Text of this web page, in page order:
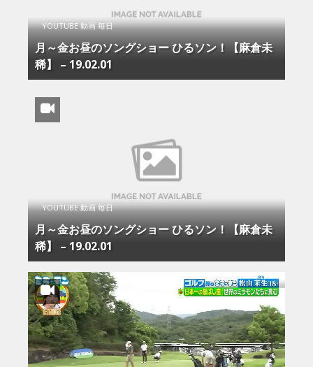
YOUTUBE 動画 毎日
月～金お昼のソングショー ひるソン！【麻倉未
稀】 – 19.02.01
YOUTUBE 動画 毎日
月～金お昼のソングショー ひるソン！【麻倉未
稀】 – 19.02.01